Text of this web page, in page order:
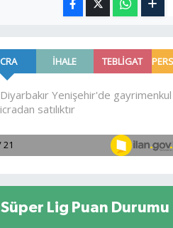
Süper Lig Puan Durumu